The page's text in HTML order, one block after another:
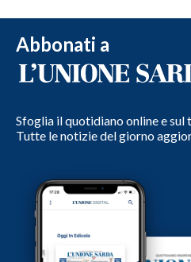
Abbonati a
Sfoglia il quotidiano online e sul
Tutte le notizie del giorno